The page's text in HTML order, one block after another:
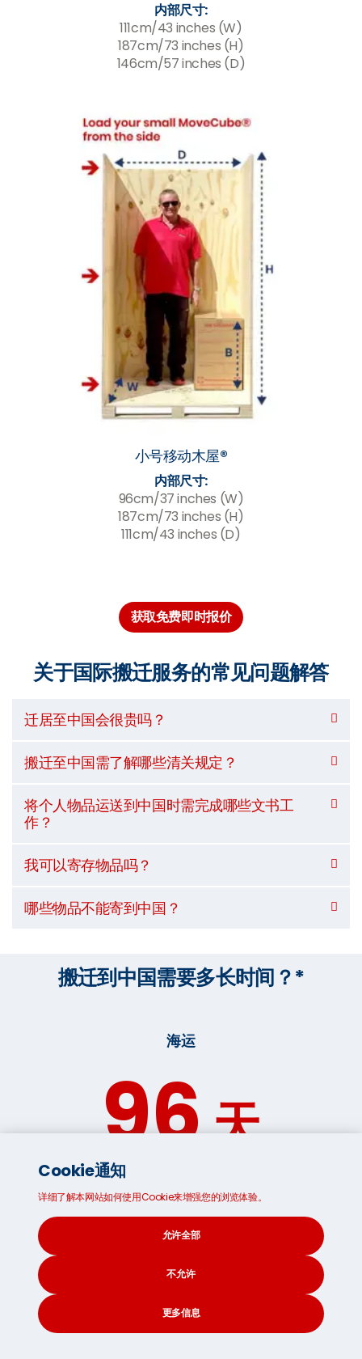
内部尺寸:
111cm/43 inches (W)
187cm/73 inches (H)
146cm/57 inches (D)
小号移动木屋®
内部尺寸:
96cm/37 inches (W)
187cm/73 inches (H)
111cm/43 inches (D)
获取免费即时报价
关于国际搬迁服务的常见问题解答
迁居至中国会很贵吗？
搬迁至中国需了解哪些清关规定？
将个人物品运送到中国时需完成哪些文书工
作？
我可以寄存物品吗？
哪些物品不能寄到中国？
搬迁到中国需要多长时间？*
海运
96天
*预估时间，会根据全球海运，运输形势而改变
移居海外的四个实用装箱提示
打包是一项艰巨的任务。 考虑聘请专业的包装服务或国内搬
运工，以确保您的所有物品（尤其是易碎物品）均能安全运
输。否则，请遵循以下四个实用装箱提示（请阅读我们的专
Cookie通知
详细了解本网站如何使用Cookie来增强您的浏览体验。
允许全部
不允许
更多信息